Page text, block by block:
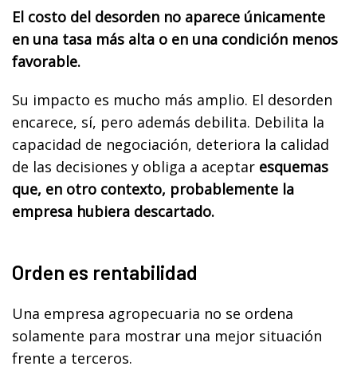
El costo del desorden no aparece únicamente
en una tasa más alta o en una condición menos
favorable.
Su impacto es mucho más amplio. El desorden
encarece, sí, pero además debilita. Debilita la
capacidad de negociación, deteriora la calidad
de las decisiones y obliga a aceptar esquemas
que, en otro contexto, probablemente la
empresa hubiera descartado.
Orden es rentabilidad
Una empresa agropecuaria no se ordena
solamente para mostrar una mejor situación
frente a terceros.